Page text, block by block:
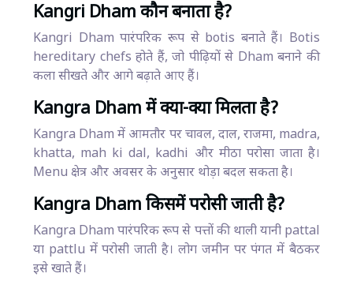
Kangri Dham कौन बनाता है?
Kangri Dham पारंपरिक रूप से botis बनाते हैं। Botis
hereditary chefs होते हैं, जो पीढ़ियों से Dham बनाने की
कला सीखते और आगे बढ़ाते आए हैं।
Kangra Dham में क्या-क्या मिलता है?
Kangra Dham में आमतौर पर चावल, दाल, राजमा, madra,
khatta, mah ki dal, kadhi और मीठा परोसा जाता है।
Menu क्षेत्र और अवसर के अनुसार थोड़ा बदल सकता है।
Kangra Dham किसमें परोसी जाती है?
Kangra Dham पारंपरिक रूप से पत्तों की थाली यानी pattal
या pattlu में परोसी जाती है। लोग जमीन पर पंगत में बैठकर
इसे खाते हैं।